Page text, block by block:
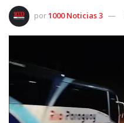
por1000 Noticias 3